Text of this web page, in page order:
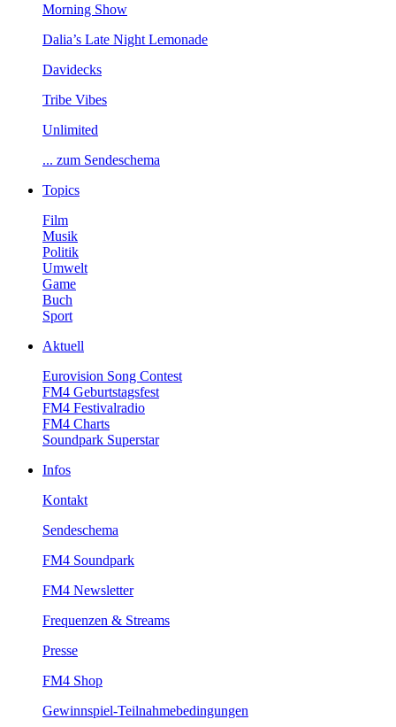
MorningShow
Dalia’sLateNightLemonade
Davidecks
TribeVibes
Unlimited
...zumSendeschema
Topics
Film
Musik
Politik
Umwelt
Game
Buch
Sport
Aktuell
EurovisionSongContest
FM4Geburtstagsfest
FM4Festivalradio
FM4Charts
SoundparkSuperstar
Infos
Kontakt
Sendeschema
FM4Soundpark
FM4Newsletter
Frequenzen&Streams
Presse
FM4Shop
Gewinnspiel-Teilnahmebedingungen